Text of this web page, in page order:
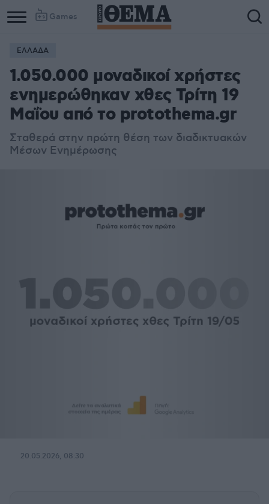
Games
ΕΛΛΑΔΑ
1.050.000 μοναδικοί χρήστες
ενημερώθηκαν χθες Τρίτη 19
Μαΐου από το protothema.gr
Σταθερά στην πρώτη θέση των διαδικτυακών
Μέσων Ενημέρωσης
20.05.2026, 08:30